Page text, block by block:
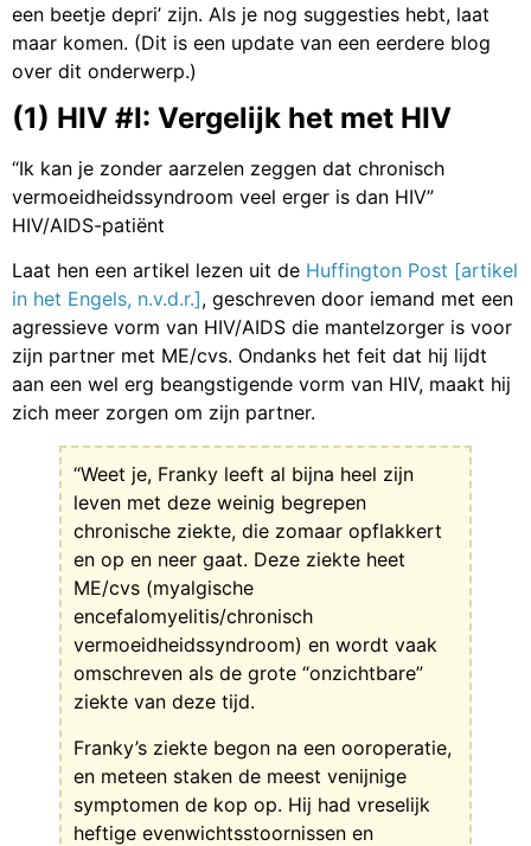
een beetje depri’ zijn. Als je nog suggesties hebt, laat
maar komen. (Dit is een update van een eerdere blog
over dit onderwerp.)
(1) HIV #I: Vergelijk het met HIV
“Ik kan je zonder aarzelen zeggen dat chronisch
vermoeidheidssyndroom veel erger is dan HIV”
HIV/AIDS-patiënt
Laat hen een artikel lezen uit de Huffington Post [artikel
in het Engels, n.v.d.r.], geschreven door iemand met een
agressieve vorm van HIV/AIDS die mantelzorger is voor
zijn partner met ME/cvs. Ondanks het feit dat hij lijdt
aan een wel erg beangstigende vorm van HIV, maakt hij
zich meer zorgen om zijn partner.
“Weet je, Franky leeft al bijna heel zijn
leven met deze weinig begrepen
chronische ziekte, die zomaar opflakkert
en op en neer gaat. Deze ziekte heet
ME/cvs (myalgische
encefalomyelitis/chronisch
vermoeidheidssyndroom) en wordt vaak
omschreven als de grote “onzichtbare”
ziekte van deze tijd.
Franky’s ziekte begon na een ooroperatie,
en meteen staken de meest venijnige
symptomen de kop op. Hij had vreselijk
heftige evenwichtsstoornissen en